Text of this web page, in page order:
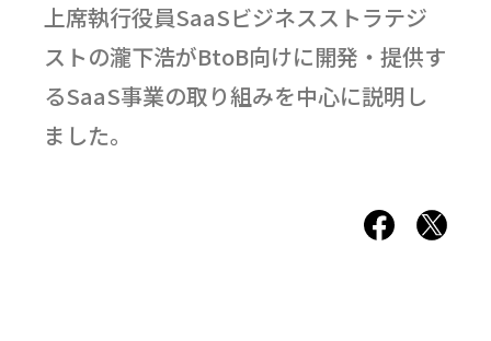
上席執行役員SaaSビジネスストラテジ
ストの瀧下浩がBtoB向けに開発・提供す
るSaaS事業の取り組みを中心に説明し
ました。